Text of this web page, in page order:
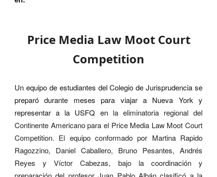
Price Media Law Moot Court
Competition
Un equipo de estudiantes del Colegio de Jurisprudencia se
preparó durante meses para viajar a Nueva York y
representar a la USFQ enla eliminatoria regional del
Continente Americano para el Price Media Law Moot Court
Competition. El equipo conformado por Martina Rapido
Ragozzino, Daniel Caballero, Bruno Pesantes, Andrés
Reyes y Víctor Cabezas, bajo la coordinación y